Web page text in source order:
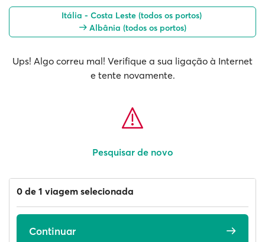
Itália - Costa Leste (todos os portos)
Albânia (todos os portos)
Ups! Algo correu mal! Verifique a sua ligação à Internet
e tente novamente.
Pesquisar de novo
0 de 1 viagem selecionada
Continuar